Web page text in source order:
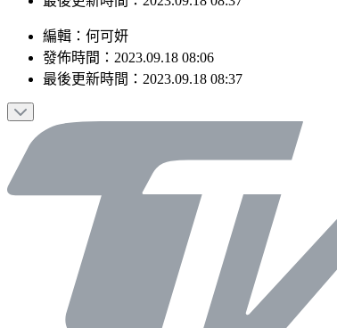
編輯 ： 何可妍
發佈時間： 2023.09.18 08:06
最後更新時間： 2023.09.18 08:37